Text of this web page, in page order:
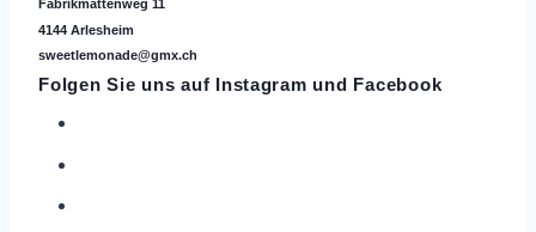
Fabrikmattenweg 11
4144 Arlesheim
sweetlemonade@gmx.ch
Folgen Sie uns auf Instagram und Facebook